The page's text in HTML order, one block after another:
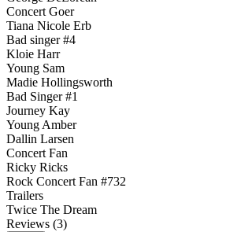
Concert Goer
Tiana Nicole Erb
Bad singer #4
Kloie Harr
Young Sam
Madie Hollingsworth
Bad Singer #1
Journey Kay
Young Amber
Dallin Larsen
Concert Fan
Ricky Ricks
Rock Concert Fan #732
Trailers
Twice The Dream
Reviews (3)